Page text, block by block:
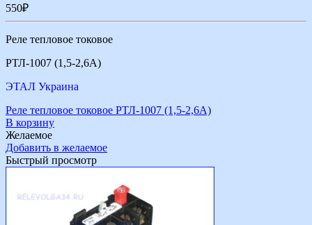
550₽
Реле тепловое токовое
РТЛ-1007 (1,5-2,6А)
ЭТАЛ Украина
Реле тепловое токовое РТЛ-1007 (1,5-2,6А)
В корзину
Желаемое
Добавить в желаемое
Быстрый просмотр